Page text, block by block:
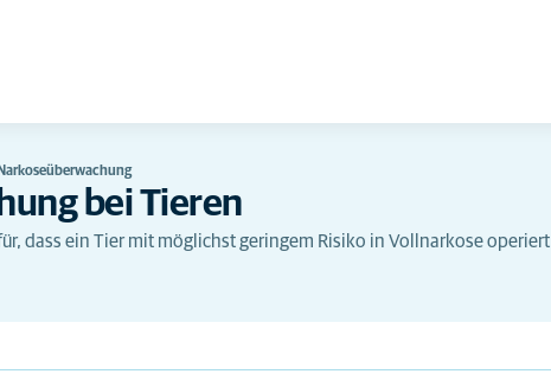
Narkoseüberwachung
bei Tieren
dass ein Tier mit möglichst geringem Risiko in Vollnarkose operiert